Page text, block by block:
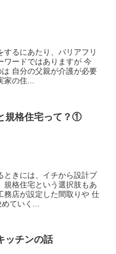
るにあたり、バリアフリ
ワードではありますが 今
自分の父親が介護が必要
家の住...
規格住宅って？①
ときには、イチから設計プ
規格住宅という選択肢もあ
務店が設定した間取りや 仕
ていく...
ッチンの話